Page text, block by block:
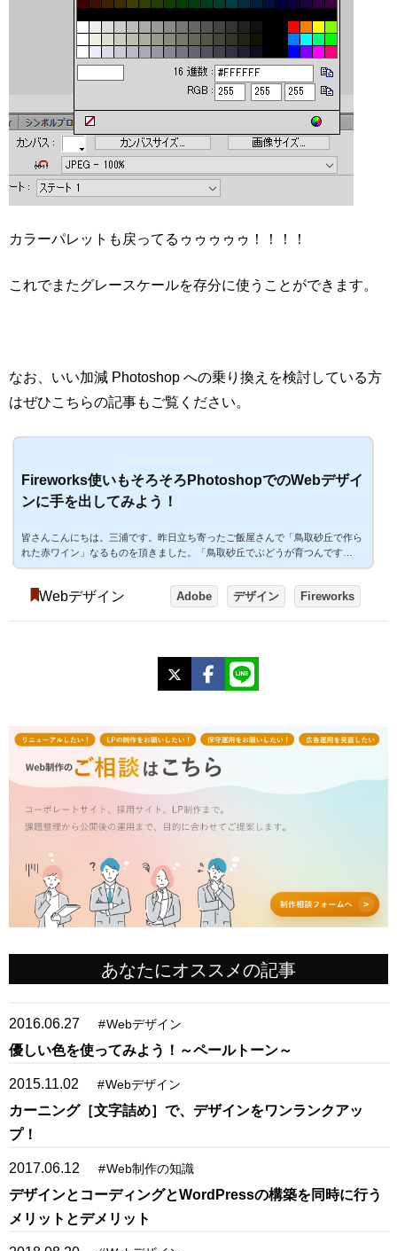
カラーパレットも戻ってるゥゥゥゥゥ！！！！
これでまたグレースケールを存分に使うことができます。
なお、いい加減 Photoshop への乗り換えを検討している方
はぜひこちらの記事もご覧ください。
Fireworks使いもそろそろPhotoshopでのWebデザイ
ンに手を出してみよう！
皆さんこんにちは。三浦です。昨日立ち寄ったご飯屋さんで「鳥取砂丘で作ら
れた赤ワイン」なるものを頂きました。「鳥取砂丘でぶどうが育つんです
か！？」とお店の人に尋ねるとどうやら砂丘の真ん中という訳ではなく、限り
としても砂地になっていて少し特殊な環境らしく、それがワイン作りに適して
Webデザイン Adobe デザイン Fireworks
Facebook
あなたにオススメの記事
2016.06.27 #Webデザイン
優しい色を使ってみよう！～ペールトーン～
2015.11.02 #Webデザイン
カーニング［文字詰め］で、デザインをワンランクアッ
プ！
2017.06.12 #Web制作の知識
デザインとコーディングとWordPressの構築を同時に行う
メリットとデメリット